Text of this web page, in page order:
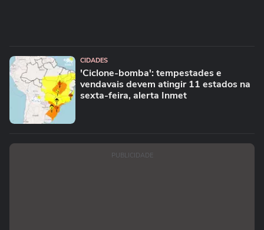
CIDADES
'Ciclone-bomba': tempestades e
vendavais devem atingir 11 estados na
sexta-feira, alerta Inmet
PUBLICIDADE